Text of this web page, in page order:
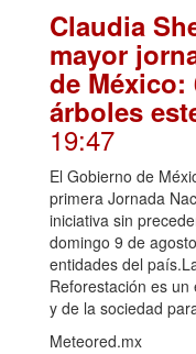
Claudia
mayor
de
árboles
19:47
El Gobierno de
primera Jornada
iniciativa sin
domingo 9 de
entidades del
Reforestación es
y de la sociedad
Meteored.mx